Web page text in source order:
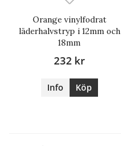
Orange vinylfodrat
läderhalvstryp i 12mm och
18mm
232 kr
Info Köp